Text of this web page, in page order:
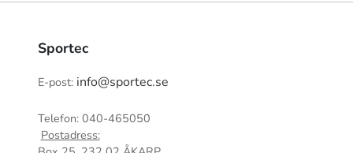
Sportec
E-post: info@sportec.se
Telefon: 040-465050
Postadress: